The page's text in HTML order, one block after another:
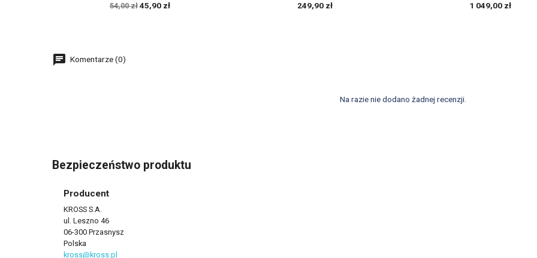
54,00 zł 45,90 zł 249,90 zł 1 049,00 zł
Komentarze (0)
Na razie nie dodano żadnej recenzji.
Bezpieczeństwo produktu
Producent
KROSS S.A.
ul. Leszno 46
06-300 Przasnysz
Polska
kross@kross.pl